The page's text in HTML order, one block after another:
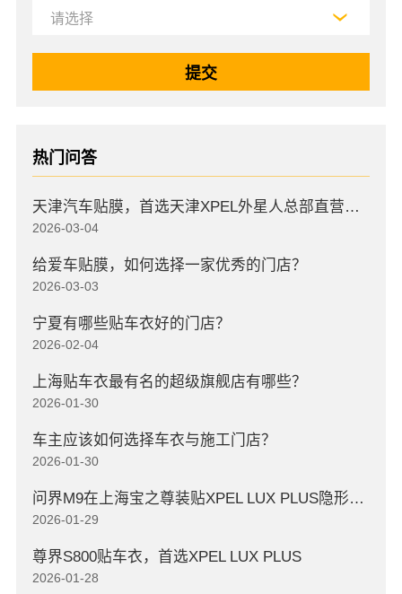
热门问答
天津汽车贴膜，首选天津XPEL外星人总部直营店，高口碑店
2026-03-04
给爱车贴膜，如何选择一家优秀的门店？
2026-03-03
宁夏有哪些贴车衣好的门店？
2026-02-04
上海贴车衣最有名的超级旗舰店有哪些？
2026-01-30
车主应该如何选择车衣与施工门店？
2026-01-30
问界M9在上海宝之尊装贴XPEL LUX PLUS隐形车衣
2026-01-29
尊界S800贴车衣，首选XPEL LUX PLUS
2026-01-28